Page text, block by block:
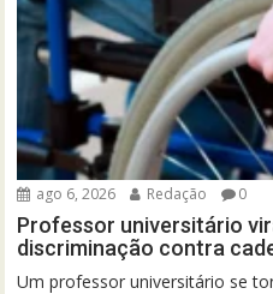
ago 6, 2026 Redação 0
Professor universitário
discriminação contra
Um professor universitário se